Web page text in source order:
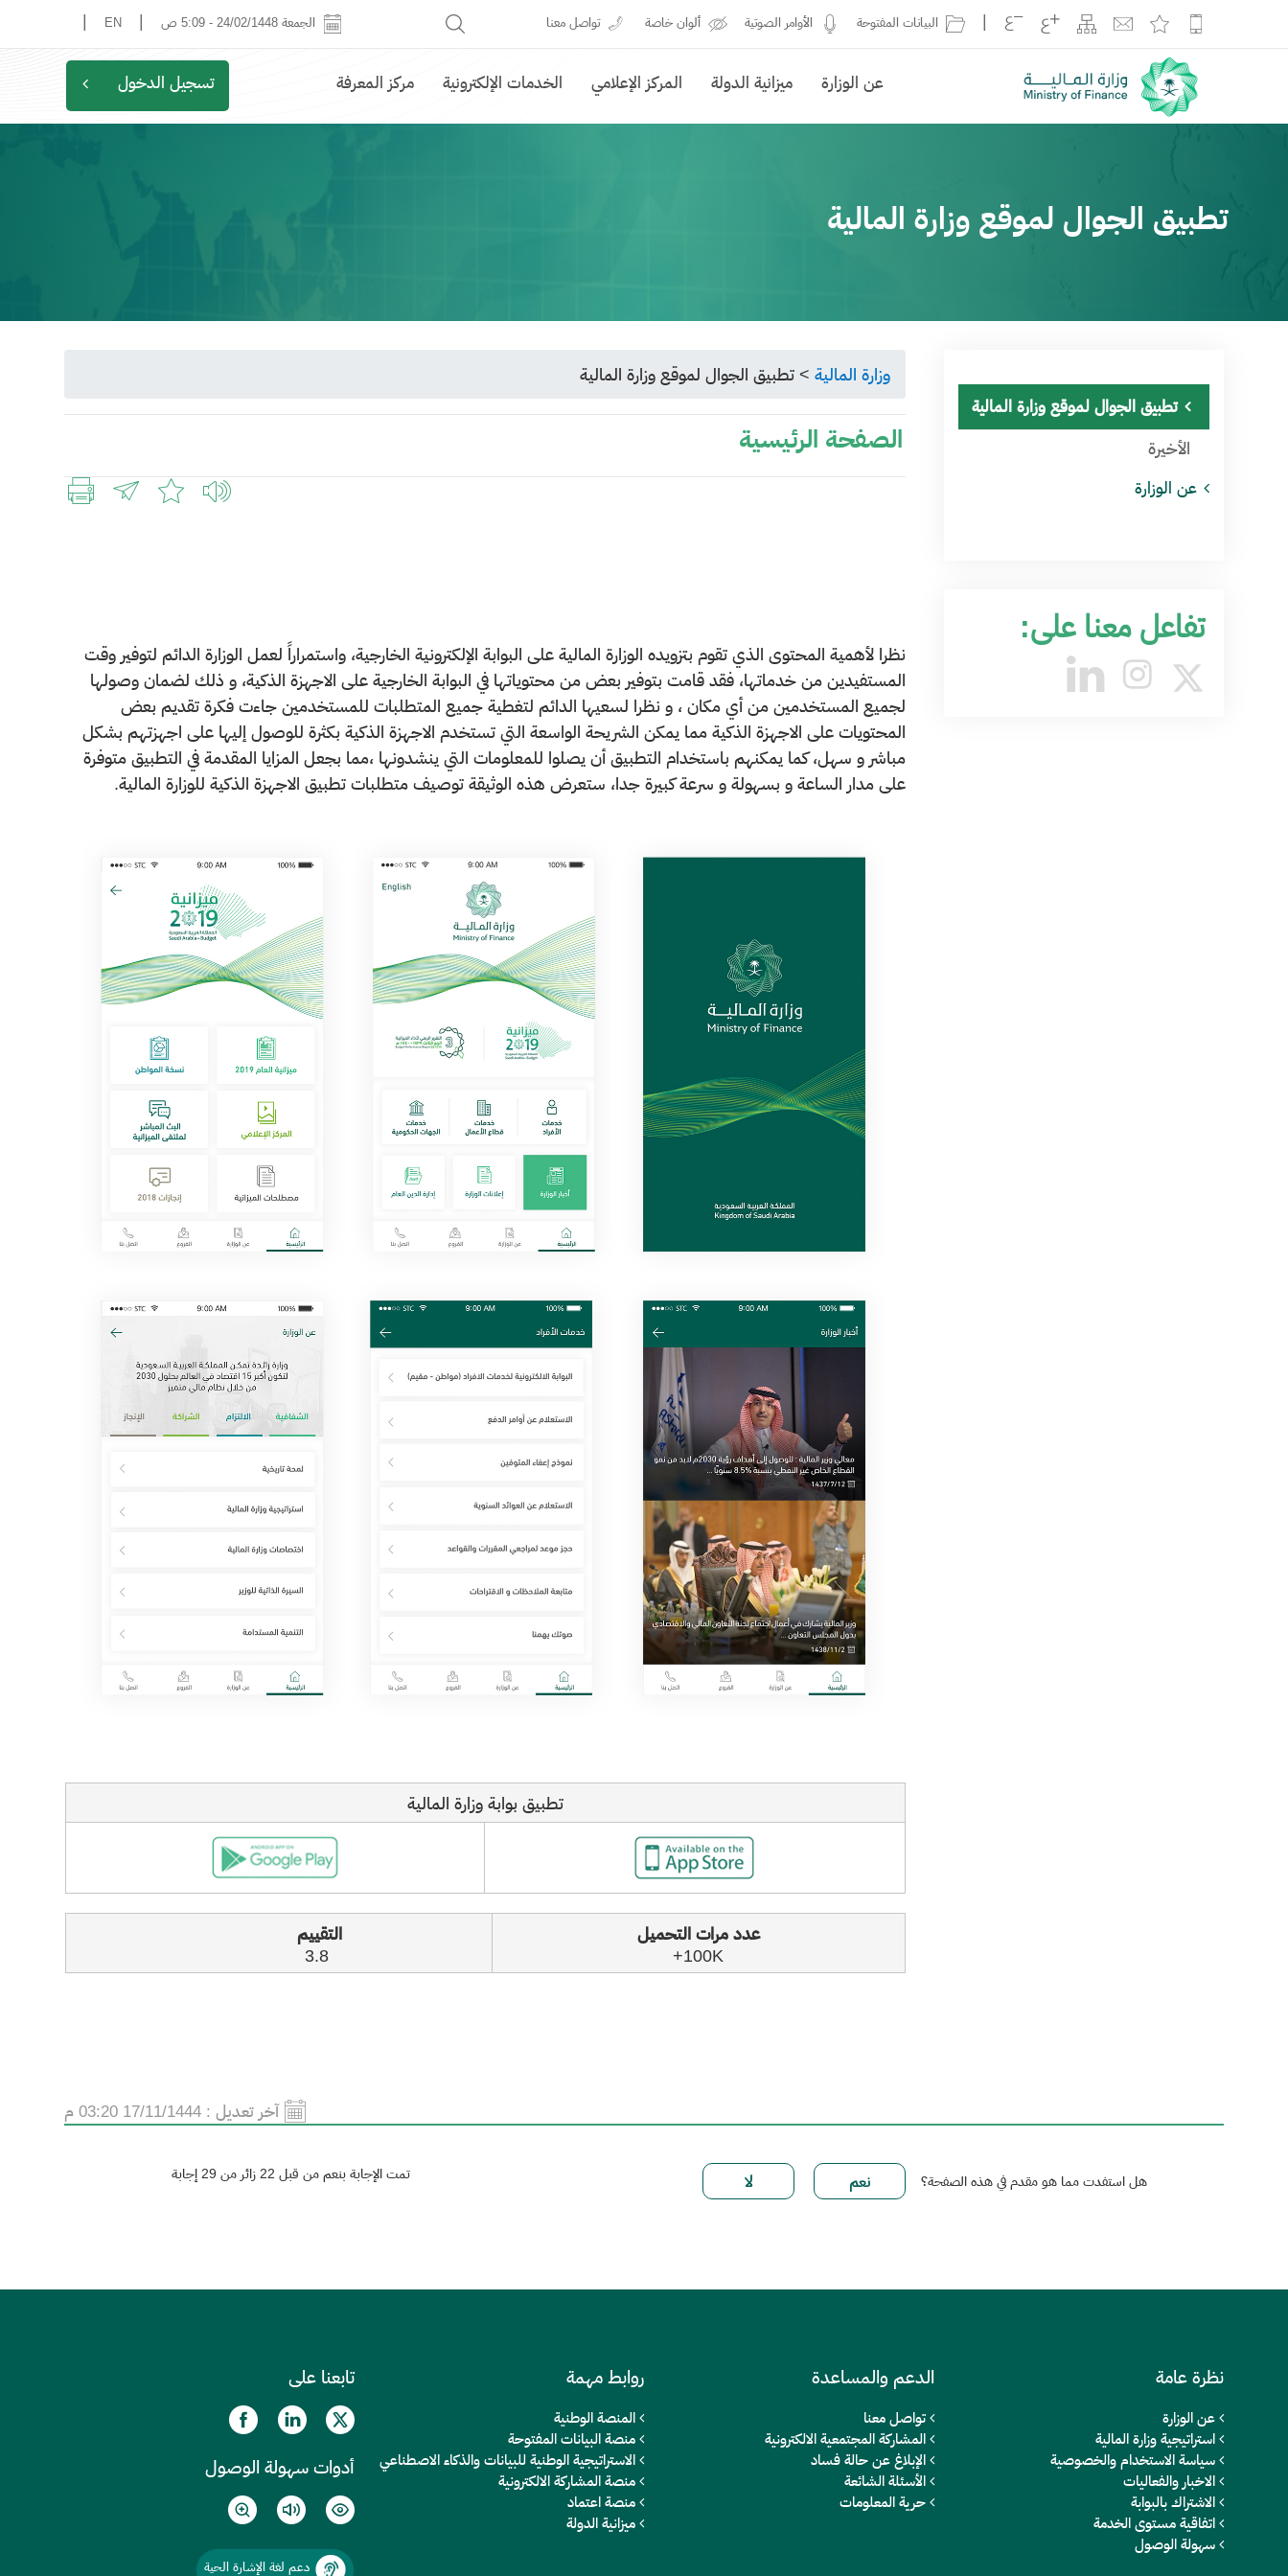
البيانات المفتوحة الأوامر الصوتية ألوان خاصة تواصل معنا EN الجمعة 24/02/1448 - 5:09 ص
عن الوزارة ميزانية الدولة المركز الإعلامي الخدمات الإلكترونية مركز المعرفة تسجيل الدخول
تطبيق الجوال لموقع وزارة المالية
تطبيق الجوال لموقع وزارة المالية
الأخيرة
عن الوزارة
تفاعل معنا على:
وزارة المالية >تطبيق الجوال لموقع وزارة المالية
الصفحة الرئيسية
نظرا لأهمية المحتوى الذي تقوم بتزويده الوزارة المالية على البوابة الإلكترونية الخارجية، واستمراراً لعمل الوزارة الدائم لتوفير وقت
المستفيدين من خدماتها، فقد قامت بتوفير بعض من محتوياتها في البوابة الخارجية على الاجهزة الذكية، و ذلك لضمان وصولها
لجميع المستخدمين من أي مكان ، و نظرا لسعيها الدائم لتغطية جميع المتطلبات للمستخدمين جاءت فكرة تقديم بعض
المحتويات على الاجهزة الذكية مما يمكن الشريحة الواسعة الت ي تستخدم الاجهزة الذكية بكثرة للوصول إليها على اجهزتهم بشكل
مباشر و سهل، كما يمكنهم باستخدام التطبيق أن يصلوا للمعلومات التي ينشدونها ،مما بجعل المزايا المقدمة في التطبيق متوفرة
على مدار الساعة و بسهولة و سرعة كبيرة جدا، ستعرض هذه الوثيقة توصيف متطلبات تطبيق الاجهزة الذكية للوزارة المالية.
​تطبيق بوابة وزارة المالية
عدد مرات التحميل
100K+
التقييم
3.8 ​
آخر تعديل : 17/11/1444 03:20 م
هل استفدت مما هو مقدم في هذه الصفحة؟ تمت الإجابة بنعم من قبل 22 زائر من 29 إجابة
نظرة عامة
عن الوزارة
استراتيجية وزارة المالية
سياسة الاستخدام والخصوصية
الاخبار والفعاليات
الاشتراك بالبوابة
اتفاقية مستوى الخدمة
سهولة الوصول
الدعم والمساعدة
تواصل معنا
المشاركة المجتمعية الالكترونية
الإبلاغ عن حالة فساد
الأسئلة الشائعة
حرية المعلومات
روابط مهمة
المنصة الوطنية
منصة البيانات المفتوحة
الاستراتيجية الوطنية للبيانات والذكاء الاصطناعي
منصة المشاركة الالكترونية
منصة اعتماد
ميزانية الدولة
تابعنا على
أدوات سهولة الوصول
دعم لغة الإشارة الحية